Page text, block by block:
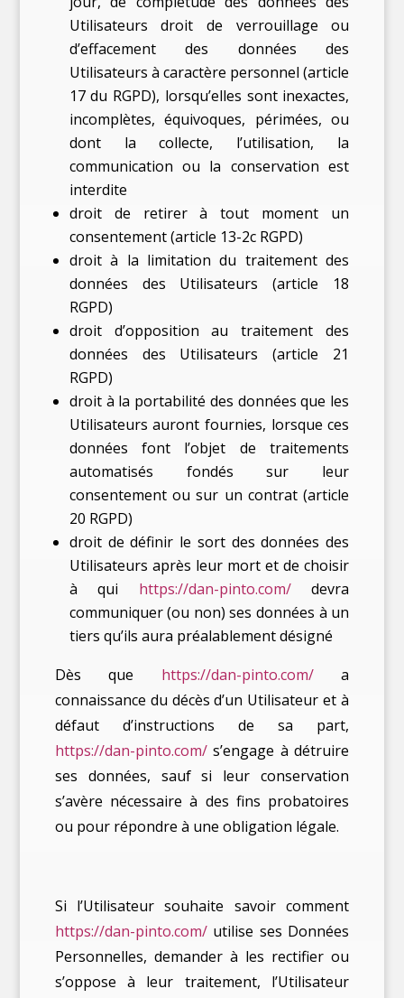
Utilisateurs droit de verrouillage ou
d’effacement des données des
Utilisateurs à caractère personnel (article
17 du RGPD), lorsqu’elles sont inexactes,
incomplètes, équivoques, périmées, ou
dont la collecte, l’utilisation, la
communication ou la conservation est
interdite
droit de retirer à tout moment un
consentement (article 13-2c RGPD)
droit à la limitation du traitement des
données des Utilisateurs (article 18
RGPD)
droit d’opposition au traitement des
données des Utilisateurs (article 21
RGPD)
droit à la portabilité des données que les
Utilisateurs auront fournies, lorsque ces
données font l’objet de traitements
automatisés fondés sur leur
consentement ou sur un contrat (article
20 RGPD)
droit de définir le sort des données des
Utilisateurs après leur mort et de choisir
à qui https://dan-pinto.com/devra
communiquer (ou non) ses données à un
tiers qu’ils aura préalablement désigné
Dès que https://dan-pinto.com/a
connaissance du décès d’un Utilisateur et à
défaut d’instructions de sa part,
https://dan-pinto.com/s’engage à détruire
ses données, sauf si leur conservation
s’avère nécessaire à des fins probatoires
ou pour répondre à une obligation légale.
Si l’Utilisateur souhaite savoir comment
https://dan-pinto.com/utilise ses Données
Personnelles, demander à les rectifier ou
s’oppose à leur traitement, l’Utilisateur